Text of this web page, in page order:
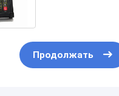
Продолжать